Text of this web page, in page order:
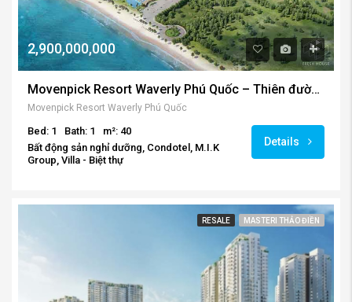
2,900,000,000
Movenpick Resort Waverly Phú Quốc – Thiên đường nghỉ dưỡng 5 sao
Movenpick Resort Waverly Phú Quốc
Bed: 1 Bath: 1
m²: 40
Bất động sản nghỉ dưỡng, Condotel, M.I.K
Group, Villa - Biệt thự
Details
RESALE MASTERI THẢO ĐIỀN